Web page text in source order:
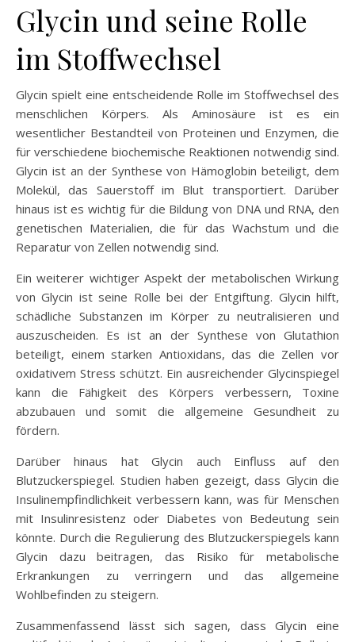
Glycin und seine Rolle
im Stoffwechsel
Glycin spielt eine entscheidende Rolle im Stoffwechsel des
menschlichen Körpers. Als Aminosäure ist es ein
wesentlicher Bestandteil von Proteinen und Enzymen, die
für verschiedene biochemische Reaktionen notwendig sind.
Glycin ist an der Synthese von Hämoglobin beteiligt, dem
Molekül, das Sauerstoff im Blut transportiert. Darüber
hinaus ist es wichtig für die Bildung von DNA und RNA, den
genetischen Materialien, die für das Wachstum und die
Reparatur von Zellen notwendig sind.
Ein weiterer wichtiger Aspekt der metabolischen Wirkung
von Glycin ist seine Rolle bei der Entgiftung. Glycin hilft,
schädliche Substanzen im Körper zu neutralisieren und
auszuscheiden. Es ist an der Synthese von Glutathion
beteiligt, einem starken Antioxidans, das die Zellen vor
oxidativem Stress schützt. Ein ausreichender Glycinspiegel
kann die Fähigkeit des Körpers verbessern, Toxine
abzubauen und somit die allgemeine Gesundheit zu
fördern.
Darüber hinaus hat Glycin auch Einfluss auf den
Blutzuckerspiegel. Studien haben gezeigt, dass Glycin die
Insulinempfindlichkeit verbessern kann, was für Menschen
mit Insulinresistenz oder Diabetes von Bedeutung sein
könnte. Durch die Regulierung des Blutzuckerspiegels kann
Glycin dazu beitragen, das Risiko für metabolische
Erkrankungen zu verringern und das allgemeine
Wohlbefinden zu steigern.
Zusammenfassend lässt sich sagen, dass Glycin eine